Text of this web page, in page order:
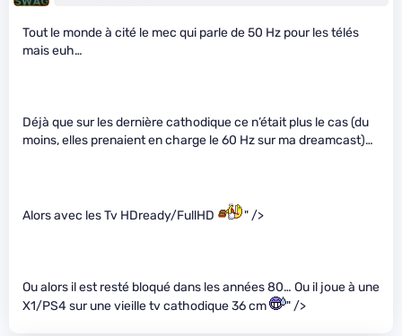
Tout le monde à cité le mec qui parle de 50 Hz pour les télés
mais euh…
Déjà que sur les dernière cathodique ce n’était plus le cas (du
moins, elles prenaient en charge le 60 Hz sur ma dreamcast)…
Alors avec les Tv HDready/FullHD " />
Ou alors il est resté bloqué dans les années 80… Ou il joue à une
X1/PS4 sur une vieille tv cathodique 36 cm
" />